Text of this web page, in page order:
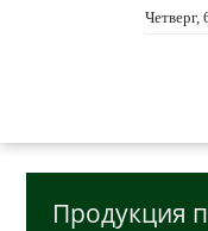
Четверг,
Продукция